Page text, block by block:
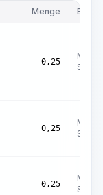
Menge Einheit
0,25
Std.
0,25
Std.
0,25
Std.